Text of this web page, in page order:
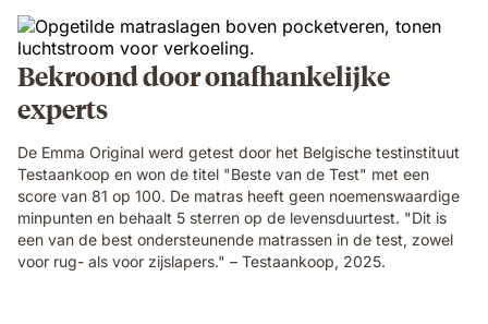
Bekroond door onafhankelijke
experts
De Emma Original werd getest door het Belgische testinstituut
Testaankoop en won de titel "Beste van de Test" met een
score van 81 op 100. De matras heeft geen noemenswaardige
minpunten en behaalt 5 sterren op de levensduurtest. "Dit is
een van de best ondersteunende matrassen in de test, zowel
voor rug- als voor zijslapers." – Testaankoop, 2025.